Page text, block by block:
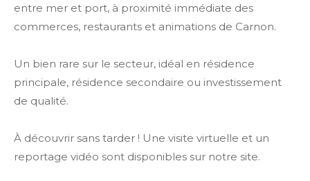
entre mer et port, à proximité immédiate des
commerces, restaurants et animations de Carnon.
Un bien rare sur le secteur, idéal en résidence
principale, résidence secondaire ou investissement
de qualité.
À découvrir sans tarder ! Une visite virtuelle et un
reportage vidéo sont disponibles sur notre site.